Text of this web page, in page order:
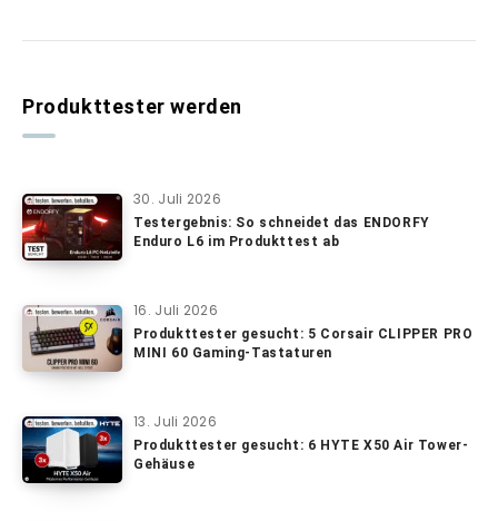
Produkttester werden
30. Juli 2026
Testergebnis: So schneidet das ENDORFY
Enduro L6 im Produkttest ab
16. Juli 2026
Produkttester gesucht: 5 Corsair CLIPPER PRO
MINI 60 Gaming-Tastaturen
13. Juli 2026
Produkttester gesucht: 6 HYTE X50 Air Tower-
Gehäuse